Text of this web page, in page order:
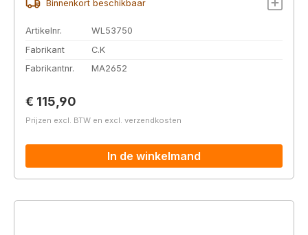
Binnenkort beschikbaar
Artikelnr.
WL53750
Fabrikant
C.K
Fabrikantnr.
MA2652
Normale prijs:
€ 115,90
Prijzen excl. BTW en excl. verzendkosten
In de winkelmand